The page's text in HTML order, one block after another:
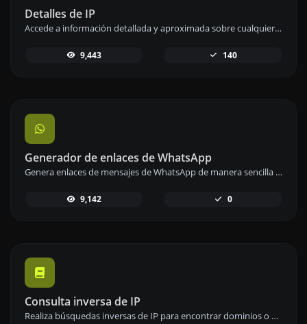
Detalles de IP
Accede a información detallada y aproximada sobre cualquier dirección IP de forma sencilla y rápida.
9,443 140
Generador de enlaces de WhatsApp
Genera enlaces de mensajes de WhatsApp de manera sencilla para facilitar la comunicación instantánea.
9,142 0
Consulta inversa de IP
Realiza búsquedas inversas de IP para encontrar dominios o anfitriones asociados a cualquier dirección IP.